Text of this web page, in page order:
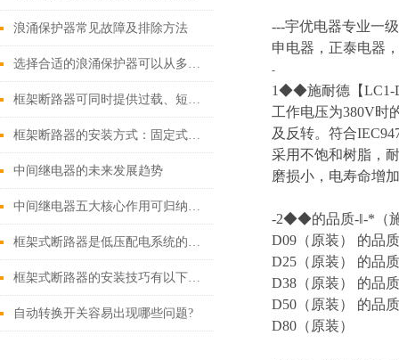
浪涌保护器常见故障及排除方法
选择合适的浪涌保护器可以从多个角度探讨
框架断路器可同时提供过载、短路、漏电保护功能
框架断路器的安装方式：固定式，插入式，抽出式
中间继电器的未来发展趋势
中间继电器五大核心作用可归纳如下
框架式断路器是低压配电系统的核心保护设备
框架式断路器的安装技巧有以下这些
自动转换开关容易出现哪些问题?
---宇优电器专业一
申电器，正泰电器
-
1◆◆施耐德【LC1-
工作电压为380V时
及反转。符合
采用不饱和树脂，
磨损小，电寿命增
-2◆◆的品质-‖-*（
D09（原装） 的品
D25（原装） 的品
D38（原装） 的品
D50（原装） 的品
D80（原装）